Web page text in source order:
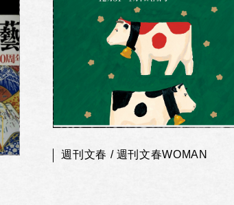
週刊文春 / 週刊文春WOMAN